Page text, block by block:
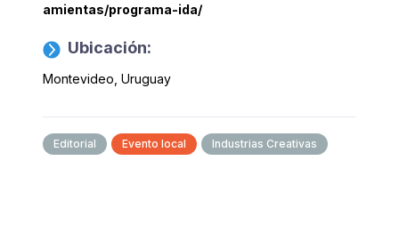
amientas/programa-ida/
Ubicación:
Montevideo, Uruguay
Editorial Evento local Industrias Creativas